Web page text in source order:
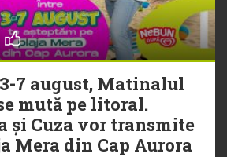
7 august, Matinalul
mută pe litoral.
și Cuza vor transmite
Mera din Cap Aurora